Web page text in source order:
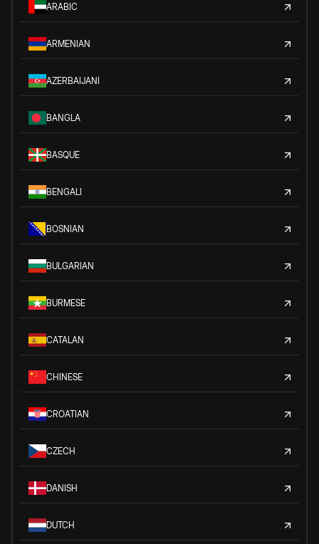
ARABIC
ARMENIAN
AZERBAIJANI
BANGLA
BASQUE
BENGALI
BOSNIAN
BULGARIAN
BURMESE
CATALAN
CHINESE
CROATIAN
CZECH
DANISH
DUTCH